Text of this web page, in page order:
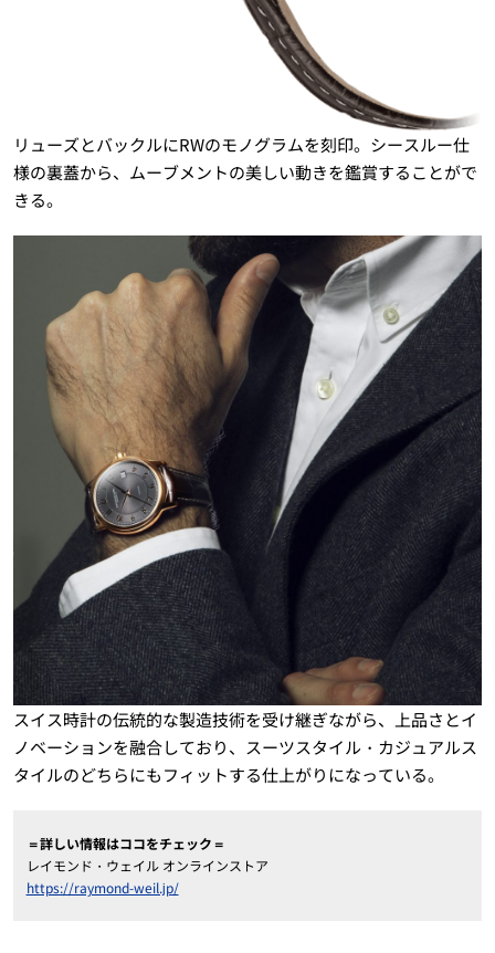
リューズとバックルにRWのモノグラムを刻印。シースルー仕
様の裏蓋から、ムーブメントの美しい動きを鑑賞することがで
きる。
スイス時計の伝統的な製造技術を受け継ぎながら、上品さとイ
ノベーションを融合しており、スーツスタイル・カジュアルス
タイルのどちらにもフィットする仕上がりになっている。
＝詳しい情報はココをチェック＝
レイモンド・ウェイル オンラインストア
https://raymond-weil.jp/